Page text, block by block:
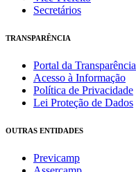
Secretários
TRANSPARÊNCIA
Portal da Transparência
Acesso à Informação
Política de Privacidade
Lei Proteção de Dados
OUTRAS ENTIDADES
Previcamp